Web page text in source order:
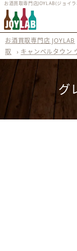
お酒買取専門店JOYLAB(ジョイ
お酒買取専門店 JOYLAB
取
› キャンベルタウン
グ